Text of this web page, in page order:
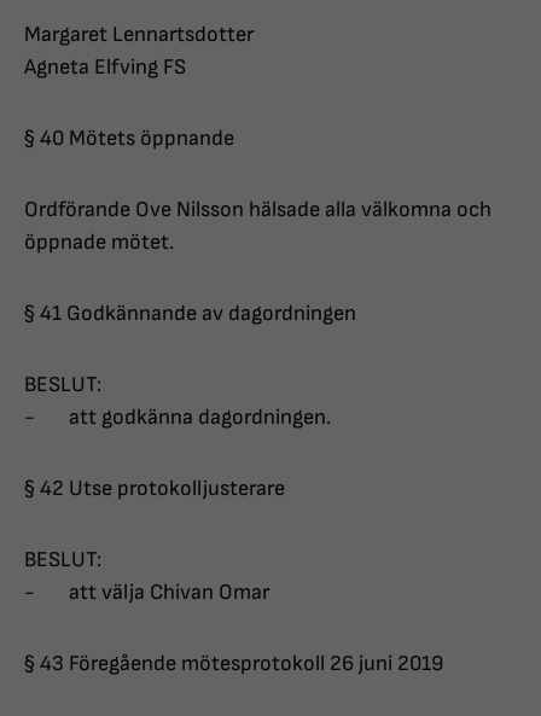
Margaret Lennartsdotter
Agneta Elfving FS
§ 40 Mötets öppnande
Ordförande Ove Nilsson hälsade alla välkomna och
öppnade mötet.
§ 41 Godkännande av dagordningen
BESLUT:
- att godkänna dagordningen.
§ 42 Utse protokolljusterare
BESLUT:
- att välja Chivan Omar
§ 43 Föregående mötesprotokoll 26 juni 2019